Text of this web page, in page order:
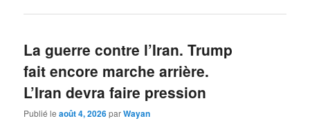
La guerre contre l’Iran. Trump
fait encore marche arrière.
L’Iran devra faire pression
Publié leaoût 4, 2026parWayan